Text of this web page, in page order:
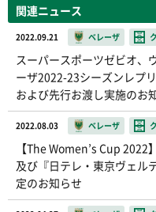
関連ニュース
2022.09.21 ベレーザ
スーパースポーツゼビオ、
ーザ2022-23シーズンレプ
および先行お渡し実施のお
2022.08.03 ベレーザ
【The Women’s Cup
及び『日テレ・東京ヴェル
定のお知らせ